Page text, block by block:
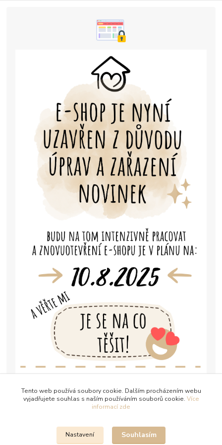
Tento web používá soubory cookie. Dalším procházením webu
vyjadřujete souhlas s naším používáním souborů cookie. Více
informací zde
Nastavení Souhlasím